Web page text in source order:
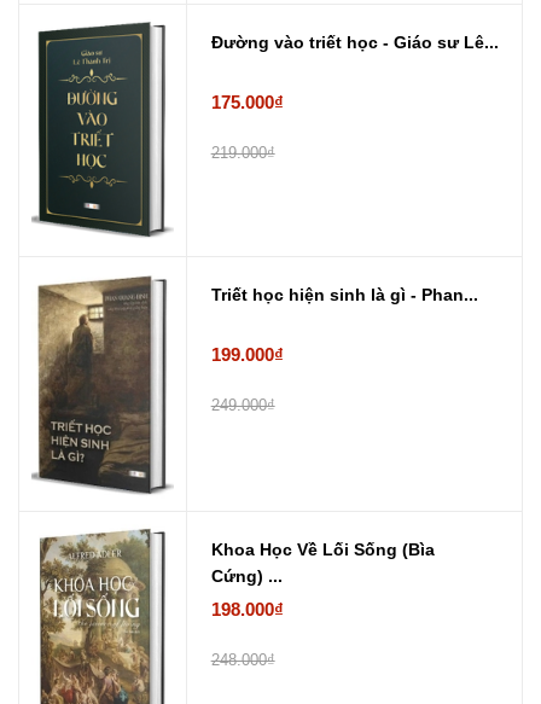
Đường vào triết học - Giáo sư Lê...
175.000₫
219.000₫
Triết học hiện sinh là gì - Phan...
199.000₫
249.000₫
Khoa Học Về Lối Sống (Bìa
Cứng) ...
198.000₫
248.000₫